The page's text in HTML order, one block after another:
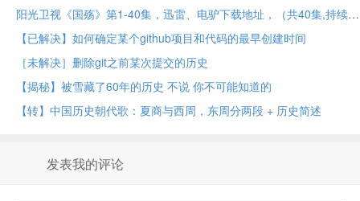
阳光卫视《国殇》第1-40集，迅雷、电驴下载地址，（共40集,持续更新）
【已解决】如何确定某个github项目和代码的最早创建时间
［未解决］删除git之前某次提交的历史
【揭秘】被雪藏了60年的历史 不说 你不可能知道的
【转】中国历史朝代歌：夏商与西周，东周分两段 + 历史简述
发表我的评论